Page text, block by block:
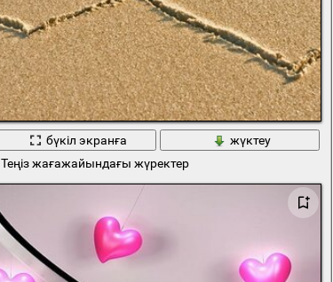
бүкіл экранға
жүктеу
Теңіз жағажайындағы жүректер